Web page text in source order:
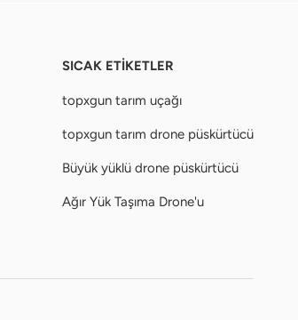
SICAK ETİKETLER
topxgun tarım uçağı
topxgun tarım drone püskürtücü
Büyük yüklü drone püskürtücü
Ağır Yük Taşıma Drone'u